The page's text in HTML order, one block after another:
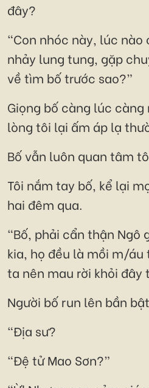
đây?
“Con nhóc này, lúc
nhảy lung tung, gặp
về tìm bố trước sao?”
Giọng bố càng lúc
lòng tôi lại ấm áp lạ
Bố vẫn luôn quan tâm
Tôi nắm tay bố, kể lại
hai đêm qua.
“Bố, phải cẩn thận Ngô
kia, họ đều là mồi m/
ta nên mau rời khỏi đây
Người bố run lên bần
“Địa sư?
“Đệ tử Mao Sơn?”